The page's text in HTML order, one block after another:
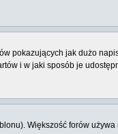
pokazujących jak dużo
i w jaki sposób je
Większość forów